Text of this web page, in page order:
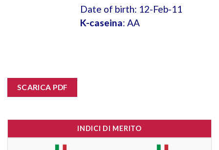
Date of birth: 12-Feb-11
K-caseina: AA
SCARICA PDF
INDICI DI MERITO